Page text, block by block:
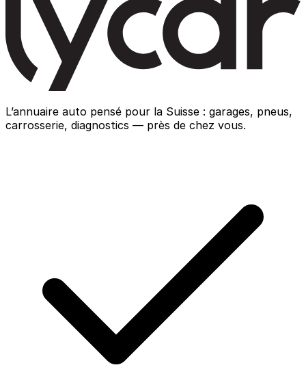
L’annuaire auto pensé pour la Suisse : garages, pneus,
carrosserie, diagnostics — près de chez vous.